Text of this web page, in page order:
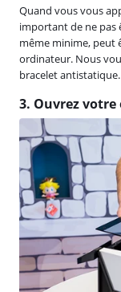
Quand vous vous
important de ne pas
même minime, peut
ordinateur. Nous
bracelet antistatique.
3. Ouvrez